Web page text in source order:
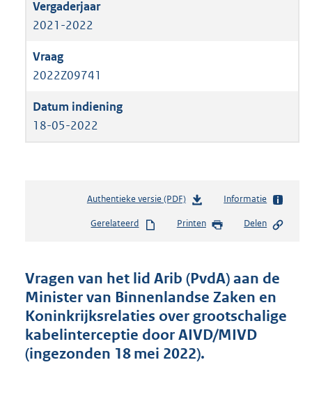
2021-2022
2022Z09741
18-05-2022
Authentieke versie (PDF)b
s
n
d
s
g
r
o
Informatie
Gerelateerd Printen Delen
Vragen van het lid Arib (PvdA) aan de
Minister van Binnenlandse Zaken en
Koninkrijksrelaties over grootschalige
kabelinterceptie door AIVD/MIVD
(ingezonden 18 mei 2022).